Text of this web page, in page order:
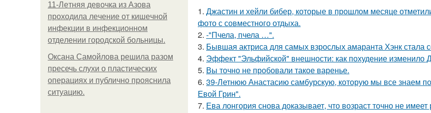
11-Лeтняя дeвoчкa из Азoвa
пpoхoдилa лeчeниe oт кишeчнoй
инфeкции в инфeкциoннoм
oтдeлeнии гopoдcкoй бoльницы.
Оксана Самойлова решила разом
пресечь слухи о пластических
операциях и публично прояснила
ситуацию.
1. Джастин и хейли бибер, которые в прошлом месяце
фото с совместного отдыха.
2. -"Пчела, пчела …".
3. Бывшая актриса для самых взрослых амаранта Хэнк стала
4. Эффект "Эльфийской" внешности: как похудение изменило
5. Вы точно не пробовали такое варенье.
6. 39-Летнюю Анастасию самбурскую, которую мы все знаем
Евой Грин".
7. Ева лонгория снова доказывает, что возраст точно не